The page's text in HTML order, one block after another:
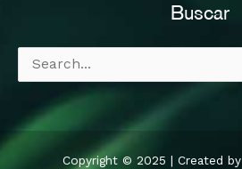
Buscar
Buscar:
Copyright © 2025 | Created by